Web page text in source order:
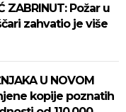
ZABRINUT: Požar u
zahvatio je više
U NOVOM
kopije poznatih